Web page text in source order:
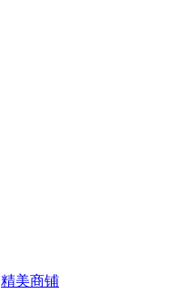
精美商铺